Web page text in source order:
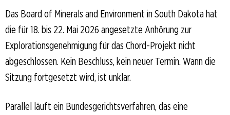
Das Board of Minerals and Environment in South Dakota hat
die für 18. bis 22. Mai 2026 angesetzte Anhörung zur
Explorationsgenehmigung für das Chord-Projekt nicht
abgeschlossen. Kein Beschluss, kein neuer Termin. Wann die
Sitzung fortgesetzt wird, ist unklar.
Parallel läuft ein Bundesgerichtsverfahren, das eine